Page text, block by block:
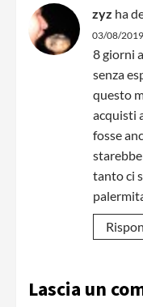
zyz ha
03/08/
8 giorni
senza
questo
acquisti
fosse
tanto ci
Lascia un